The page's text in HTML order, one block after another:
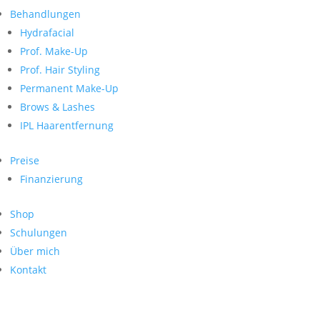
Behandlungen
Hydrafacial
Prof. Make-Up
Prof. Hair Styling
Permanent Make-Up
Brows & Lashes
IPL Haarentfernung
Preise
Finanzierung
Shop
Schulungen
Über mich
Kontakt
nach:
Neueste Kommentare
Archiv
Kategorien
Keine Kategorien
Meta
Anmelden
Feed der Einträge
WordPress.org
Search
nach:
Archive
Kontakt
Impressum
Datenschutz